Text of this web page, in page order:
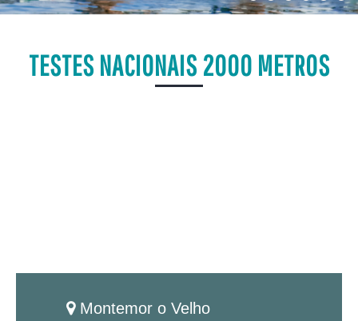
TESTES NACIONAIS 2000 METROS
Montemor o Velho